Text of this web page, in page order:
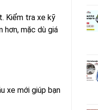
Kiểm tra xe kỹ
mặc dù giá
xe mới giúp bạn